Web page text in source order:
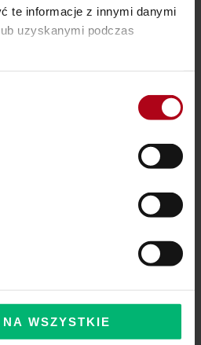
te informacje z innymi danymi
uzyskanymi podczas
WSZYSTKIE
– zbliża się wielka zmiana!